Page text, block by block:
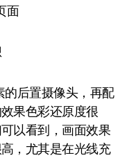
面
后置摄像头，再配
果色彩还原度很
以看到，画面效果
，尤其是在光线充